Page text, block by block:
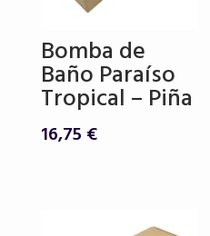
Bomba de
Baño Paraíso
Tropical – Piña
16,75 €